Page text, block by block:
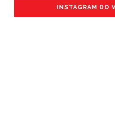
INSTAGRAM DO